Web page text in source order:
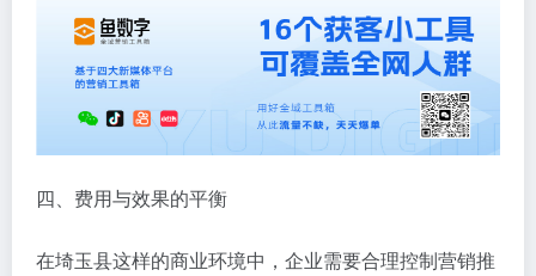
四、费用与效果的平衡
在埼玉县这样的商业环境中，企业需要合理控制营销推